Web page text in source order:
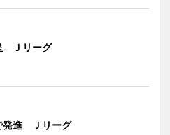
Ｊリーグ
発進 Ｊリーグ